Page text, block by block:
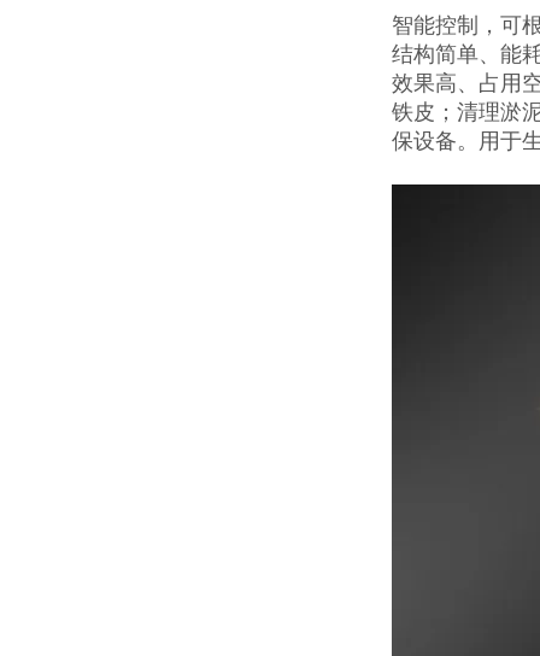
智能控制，可
结构简单、能
效果高、占用
铁皮；清理淤
保设备。用于